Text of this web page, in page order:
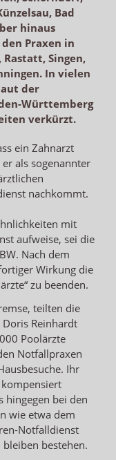
Bad
hinaus
Praxen in
Singen,
In vielen
der
Württemberg
verkürzt.
ein Zahnarzt
als sogenannter
nachkommt.
mit
aufweise, sei die
Nach dem
Wirkung die
zu beenden.
teilten die
Doris Reinhardt
Poolärzte
Notfallpraxen
Ihr
hingegen bei den
wie etwa dem
Notfalldienst
bestehen.